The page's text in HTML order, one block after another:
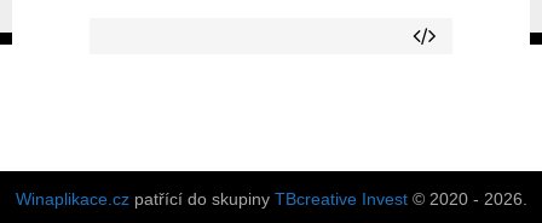
Winaplikace.czpatřící do skupiny TBcreative Invest© 2020 - 2026.